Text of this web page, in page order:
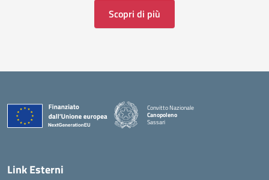
Scopri di più
Convitto Nazionale
Canopoleno
Sassari
Link Esterni